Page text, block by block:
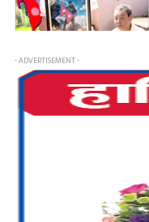
- ADVERTISEMENT -